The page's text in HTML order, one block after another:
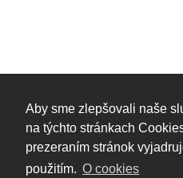
Aby sme zlepšovali naše
na týchto stránkach
prezeraním stránok
použitím. O cookies